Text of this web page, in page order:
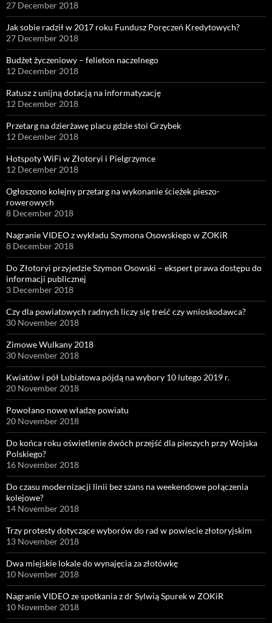
27 December 2018
Jak sobie radził w 2017 roku Fundusz Poręczeń Kredytowych?
27 December 2018
Budżet życzeniowy – felieton naczelnego
12 December 2018
Ratusz z unijną dotacją na informatyzację
12 December 2018
Przetarg na dzierżawę placu gdzie stoi Grzybek
12 December 2018
Hotspoty WiFi w Złotoryi i Pielgrzymce
12 December 2018
Ogłoszono kolejny przetarg na wykonanie ścieżek pieszo-
rowerowych
8 December 2018
Nagranie VIDEO z wykładu Szymona Osowskiego w ZOKiR
8 December 2018
Do Złotoryi przyjedzie Szymon Osowski – ekspert prawa dostępu do
informacji publicznej
3 December 2018
Czy dla powiatowych radnych liczy się treść czy wnioskodawca?
30 November 2018
Zimowe Wulkany 2018
30 November 2018
Kwiatów i pół Lubiatowa pójdą na wybory 10 lutego 2019 r.
20 November 2018
Powołano nowe władze powiatu
20 November 2018
Do końca roku oświetlenie dwóch przejść dla pieszych przy Wojska
Polskiego?
16 November 2018
Do czasu modernizacji linii bez szans na weekendowe połączenia
kolejowe?
14 November 2018
Trzy protesty dotyczące wyborów do rad w powiecie złotoryjskim
13 November 2018
Dwa miejskie lokale do wynajęcia za złotówkę
10 November 2018
Nagranie VIDEO ze spotkania z dr Sylwią Spurek w ZOKiR
10 November 2018